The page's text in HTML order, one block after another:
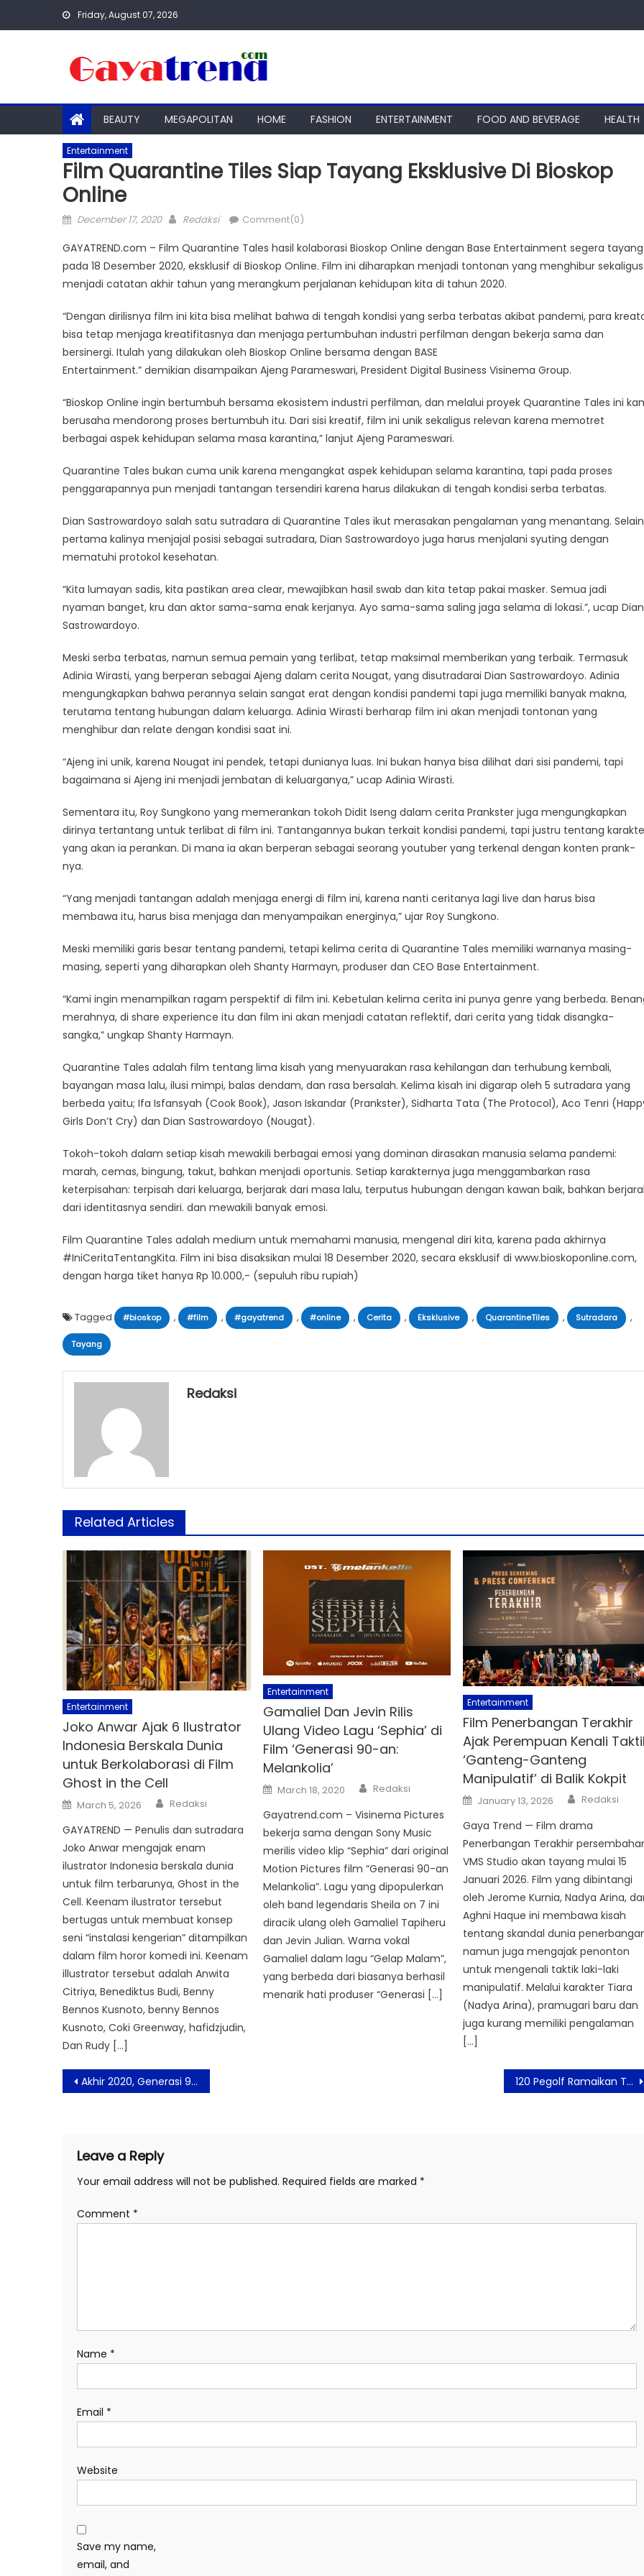
Friday, August 07, 2026
BEAUTY MEGAPOLITAN HOME FASHION ENTERTAINMENT FOOD AND BEVERAGE HEALTH
Entertainment
Film Quarantine Tiles Siap Tayang Eksklusive Di Bioskop
Online
Posted
December 17, 2020 Author
Redaksi Comment(0)
GAYATREND.com – Film Quarantine Tales hasil kolaborasi Bioskop Online dengan Base Entertainment segera tayang
pada 18 Desember 2020, eksklusif di Bioskop Online. Film ini diharapkan menjadi tontonan yang menghibur sekaligus
menjadi catatan akhir tahun yang merangkum perjalanan kehidupan kita di tahun 2020.
“Dengan dirilisnya film ini kita bisa melihat bahwa di tengah kondisi yang serba terbatas akibat pandemi, para
bisa tetap menjaga kreatifitasnya dan menjaga pertumbuhan industri perfilman dengan bekerja sama dan
bersinergi. Itulah yang dilakukan oleh Bioskop Online bersama dengan BASE
Entertainment.” demikian disampaikan Ajeng Parameswari, President Digital Business Visinema Group.
“Bioskop Online ingin bertumbuh bersama ekosistem industri perfilman, dan melalui proyek Quarantine Tales ini
berusaha mendorong proses bertumbuh itu. Dari sisi kreatif, film ini unik sekaligus relevan karena memotret
berbagai aspek kehidupan selama masa karantina,” lanjut Ajeng Parameswari.
Quarantine Tales bukan cuma unik karena mengangkat aspek kehidupan selama karantina, tapi pada proses
penggarapannya pun menjadi tantangan tersendiri karena harus dilakukan di tengah kondisi serba terbatas.
Dian Sastrowardoyo salah satu sutradara di Quarantine Tales ikut merasakan pengalaman yang menantang. Selain
pertama kalinya menjajal posisi sebagai sutradara, Dian Sastrowardoyo juga harus menjalani syuting dengan
mematuhi protokol kesehatan.
“Kita lumayan sadis, kita pastikan area clear, mewajibkan hasil swab dan kita tetap pakai masker. Semua jadi
nyaman banget, kru dan aktor sama-sama enak kerjanya. Ayo sama-sama saling jaga selama di lokasi.”, ucap Dian
Sastrowardoyo.
Meski serba terbatas, namun semua pemain yang terlibat, tetap maksimal memberikan yang terbaik. Termasuk
Adinia Wirasti, yang berperan sebagai Ajeng dalam cerita Nougat, yang disutradarai Dian Sastrowardoyo. Adinia
mengungkapkan bahwa perannya selain sangat erat dengan kondisi pandemi tapi juga memiliki banyak makna,
terutama tentang hubungan dalam keluarga. Adinia Wirasti berharap film ini akan menjadi tontonan yang
menghibur dan relate dengan kondisi saat ini.
“Ajeng ini unik, karena Nougat ini pendek, tetapi dunianya luas. Ini bukan hanya bisa dilihat dari sisi pandemi, tapi
bagaimana si Ajeng ini menjadi jembatan di keluarganya,” ucap Adinia Wirasti.
Sementara itu, Roy Sungkono yang memerankan tokoh Didit Iseng dalam cerita Prankster juga mengungkapkan
dirinya tertantang untuk terlibat di film ini. Tantangannya bukan terkait kondisi pandemi, tapi justru tentang
yang akan ia perankan. Di mana ia akan berperan sebagai seorang youtuber yang terkenal dengan konten prank-
nya.
“Yang menjadi tantangan adalah menjaga energi di film ini, karena nanti ceritanya lagi live dan harus bisa
membawa itu, harus bisa menjaga dan menyampaikan energinya,” ujar Roy Sungkono.
Meski memiliki garis besar tentang pandemi, tetapi kelima cerita di Quarantine Tales memiliki warnanya masing-
masing, seperti yang diharapkan oleh Shanty Harmayn, produser dan CEO Base Entertainment.
“Kami ingin menampilkan ragam perspektif di film ini. Kebetulan kelima cerita ini punya genre yang berbeda.
merahnya, di share experience itu dan film ini akan menjadi catatan reflektif, dari cerita yang tidak disangka-
sangka,” ungkap Shanty Harmayn.
Quarantine Tales adalah film tentang lima kisah yang menyuarakan rasa kehilangan dan terhubung kembali,
bayangan masa lalu, ilusi mimpi, balas dendam, dan rasa bersalah. Kelima kisah ini digarap oleh 5 sutradara yang
berbeda yaitu; Ifa Isfansyah (Cook Book), Jason Iskandar (Prankster), Sidharta Tata (The Protocol), Aco Tenri
Girls Don’t Cry) dan Dian Sastrowardoyo (Nougat).
Tokoh-tokoh dalam setiap kisah mewakili berbagai emosi yang dominan dirasakan manusia selama pandemi:
marah, cemas, bingung, takut, bahkan menjadi oportunis. Setiap karakternya juga menggambarkan rasa
keterpisahan: terpisah dari keluarga, berjarak dari masa lalu, terputus hubungan dengan kawan baik, bahkan
dari identitasnya sendiri. dan mewakili banyak emosi.
Film Quarantine Tales adalah medium untuk memahami manusia, mengenal diri kita, karena pada akhirnya
#IniCeritaTentangKita. Film ini bisa disaksikan mulai 18 Desember 2020, secara eksklusif di www.bioskoponline.com,
dengan harga tiket hanya Rp 10.000,- (sepuluh ribu rupiah)
Tagged #bioskop , #film , #gayatrend , #online , Cerita , Eksklusive , QuarantineTiles , Sutradara ,
Tayang
Redaksi
Related Articles
Entertainment
Joko Anwar Ajak 6 Ilustrator
Indonesia Berskala Dunia
untuk Berkolaborasi di Film
Ghost in the Cell
Posted
on
March 5, 2026 Author
Redaksi
GAYATREND — Penulis dan sutradara
Joko Anwar mengajak enam
ilustrator Indonesia berskala dunia
untuk film terbarunya, Ghost in the
Cell. Keenam ilustrator tersebut
bertugas untuk membuat konsep
seni “instalasi kengerian” ditampilkan
dalam film horor komedi ini. Keenam
illustrator tersebut adalah Anwita
Citriya, Benediktus Budi, Benny
Bennos Kusnoto, benny Bennos
Kusnoto, Coki Greenway, hafidzjudin,
Dan Rudy […]
Entertainment
Gamaliel Dan Jevin Rilis
Ulang Video Lagu ‘Sephia’ di
Film ‘Generasi 90-an:
Melankolia’
Posted
on
March 18, 2020 Author
Redaksi
Gayatrend.com – Visinema Pictures
bekerja sama dengan Sony Music
merilis video klip “Sephia” dari original
Motion Pictures film “Generasi 90-an
Melankolia”. Lagu yang dipopulerkan
oleh band legendaris Sheila on 7 ini
diracik ulang oleh Gamaliel Tapiheru
dan Jevin Julian. Warna vokal
Gamaliel dalam lagu “Gelap Malam”,
yang berbeda dari biasanya berhasil
menarik hati produser “Generasi […]
Entertainment
Film Penerbangan Terakhir
Ajak Perempuan Kenali
‘Ganteng-Ganteng
Manipulatif’ di Balik Kokpit
Posted
on
January 13, 2026 Author
Redaksi
Gaya Trend — Film drama
Penerbangan Terakhir
VMS Studio akan tayang mulai 15
Januari 2026. Film yang dibintangi
oleh Jerome Kurnia, Nadya Arina,
Aghni Haque ini membawa kisah
tentang skandal dunia
namun juga mengajak penonton
untuk mengenali taktik laki-laki
manipulatif. Melalui karakter Tiara
(Nadya Arina), pramugari baru dan
juga kurang memiliki pengalaman
[…]
Post
navigation
Akhir 2020, Generasi 90-an: Melankolia Tayang di Bioskop 120 Pegolf Ramaikan Turnamen Golf Swiss-Belresort Dago Heritage
Leave a Reply
Your email address will not be published. Required fields are marked *
Comment *
Name *
Email *
Website
Save my name,
email, and